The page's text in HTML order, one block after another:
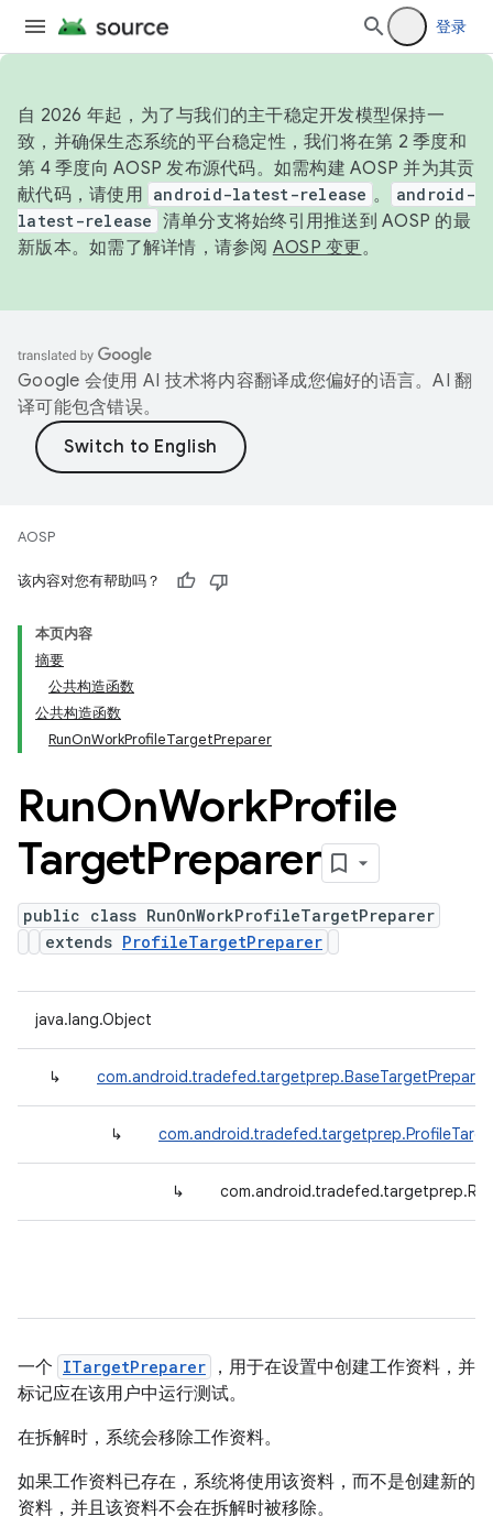
登录
自 2026 年起，为了与我们的主干稳定开发模型保持一
致，并确保生态系统的平台稳定性，我们将在第 2 季度和
第 4 季度向 AOSP 发布源代码。如需构建 AOSP 并为其贡
献代码，请使用 android-latest-release 。
android-
latest-release 清单分支将始终引用推送到 AOSP 的最
新版本。如需了解详情，请参阅 AOSP 变更。
Google 会使用 AI 技术将内容翻译成您偏好的语言。AI 翻
译可能包含错误。
AOSP
该内容对您有帮助吗？
本页内容
摘要
公共构造函数
公共构造函数
RunOnWorkProfileTargetPreparer
RunOnWorkProfile
TargetPreparer
public class RunOnWorkProfileTargetPreparer
extends ProfileTargetPreparer
java.lang.Object
↳ com.android.tradefed.targetprep.BaseTargetPreparer
↳
↳
一个 ITargetPreparer
，用于在设置中创建工作资料，并
标记应在该用户中运行测试。
在拆解时，系统会移除工作资料。
如果工作资料已存在，系统将使用该资料，而不是创建新的
资料，并且该资料不会在拆解时被移除。